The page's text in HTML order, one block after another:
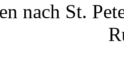
nach St.